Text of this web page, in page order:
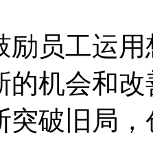
励员工运
的机会和
突破旧局